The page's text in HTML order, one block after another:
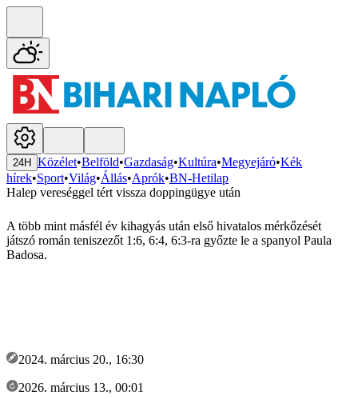
24H Közélet•Belföld•Gazdaság•Kultúra•Megyejáró•Kék
hírek•Sport•Világ•Állás•Aprók•BN-Hetilap
Halep vereséggel tért vissza doppingügye után
A több mint másfél év kihagyás után első hivatalos mérkőzését
játszó román teniszezőt 1:6, 6:4, 6:3-ra győzte le a spanyol Paula
Badosa.
2024. március 20., 16:30
2026. március 13., 00:01